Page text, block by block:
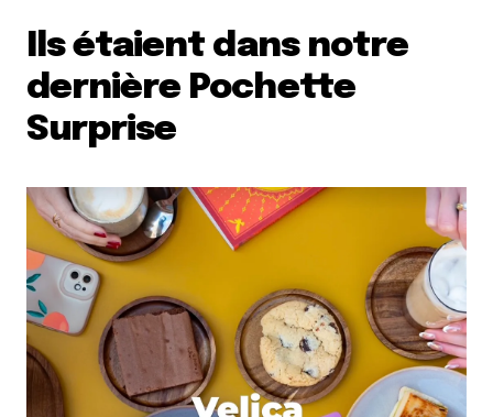
Ils étaient dans notre
dernière Pochette
Surprise